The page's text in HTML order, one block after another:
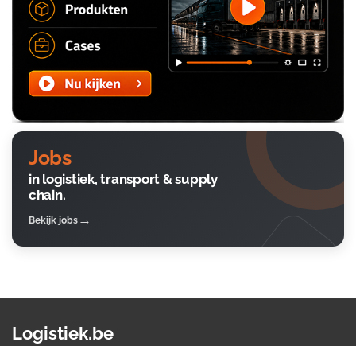
Jobs
in logistiek, transport & supply
chain.
Bekijk jobs
Logistiek.be